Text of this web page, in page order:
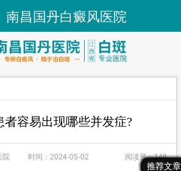
南昌国丹白癜风医院
最新文章
热门文章
推荐文章
者容易出现哪些并发症?
院 时间：2024-05-02 阅读量：149